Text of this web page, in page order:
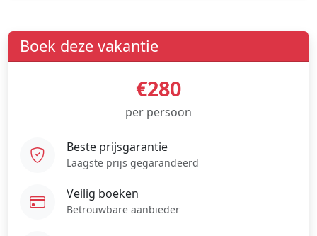
Boek deze vakantie
€280
per persoon
Beste prijsgarantie
Laagste prijs gegarandeerd
Veilig boeken
Betrouwbare aanbieder